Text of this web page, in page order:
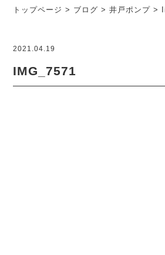
トップページ > ブログ >井戸ポンプ >
2021.04.19
IMG_7571